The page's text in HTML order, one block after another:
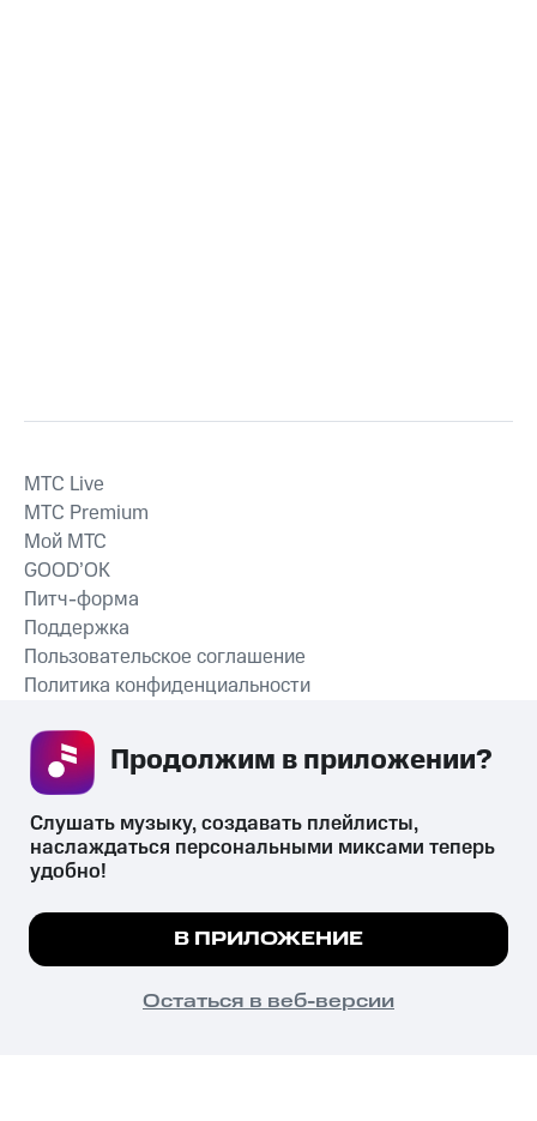
СКАЧАТЬ ПРИЛОЖЕНИЕ
MTС Live
MTС Premium
Мой МТС
GOOD’OK
Питч-форма
Поддержка
Пользовательское соглашение
Политика конфиденциальности
психотропных веществ, их аналогов причиняет вред здоровью,
их незаконный оборот запрещён и влечёт установленную
законодательством ответственность.
© 2026 ООО «КИОН».
Все права защищены
Мы используем куки, чтобы на сайте все
Подробнее
ПОНЯТНО
Слушать музыку, создавать плейлисты,
наслаждаться персональными миксами теперь
удобно!
В ПРИЛОЖЕНИЕ
Остаться в веб-версии